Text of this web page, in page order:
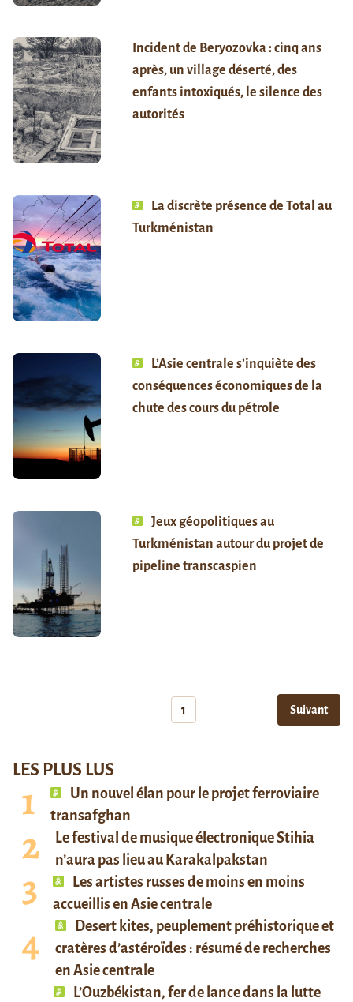
Incident de Beryozovka : cinq ans
après, un village déserté, des
enfants intoxiqués, le silence des
autorités
La discrète présence de Total au
Turkménistan
L’Asie centrale s’inquiète des
conséquences économiques de la
chute des cours du pétrole
Jeux géopolitiques au
Turkménistan autour du projet de
pipeline transcaspien
1 Suivant
LES PLUS LUS
Un nouvel élan pour le projet ferroviaire
transafghan
Le festival de musique électronique Stihia
n’aura pas lieu au Karakalpakstan
Les artistes russes de moins en moins
accueillis en Asie centrale
Desert kites, peuplement préhistorique et
cratères d’astéroïdes : résumé de recherches
en Asie centrale
L’Ouzbékistan, fer de lance dans la lutte